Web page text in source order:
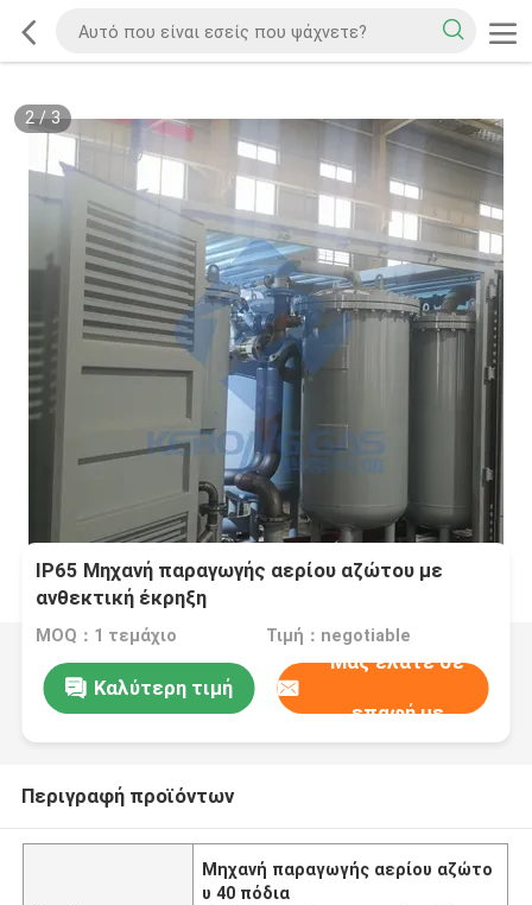
2/3
IP65 Μηχανή παραγωγής αερίου αζώτου με
ανθεκτική έκρηξη
MOQ：1 τεμάχιο Τιμή：negotiable
Καλύτερη τιμή
Μας ελάτε σε
επαφή με
Περιγραφή προϊόντων
Μηχανή παραγωγής αερίου αζώτο
υ 40 πόδια